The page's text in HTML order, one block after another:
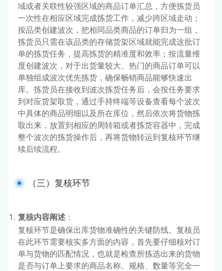
域或者关联性较强区域的商品订单汇总，方便拣货员
一次性在相应区域完成拣货工作，减少跨区域走动；
按品类创建波次，把相同品类商品的订单归为一组，
拣货员只需在该品类的存储货架区域就能完成这批订
单的拣货任务，提高拣货的精准度和效率；按流量维
度创建波次，对于出货量较大、热门的商品订单可以
单独组成波次优先拣货，确保畅销商品能够快速出
库。拣货员在接收到波次拣货任务后，会按任务要求
到对应货架取货，通过手持终端等设备查看每个波次
中具体的商品明细以及所在库位，然后依次将货物拣
取出来，放置到相应的周转箱或者拣货容器中，完成
整个波次的拣货操作后，再将货物转运到复核环节继
续后续流程。
（三）复核环节
复核内容阐述 ：
复核环节是确保出库货物准确性的关键防线。复核员
在此环节需要核实多方面的内容，首先要仔细核对订
单与货物的匹配情况，也就是检查所拣选出来的货物
是否与订单上要求的商品名称、规格、数量等完全一